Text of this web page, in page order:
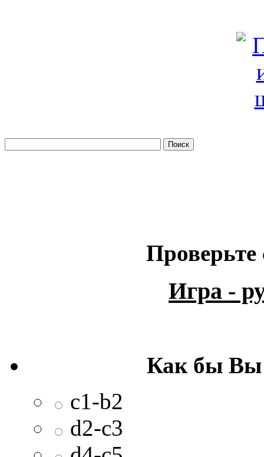
Проверьте
Игра -
Как бы Вы
c1-b2
d2-c3